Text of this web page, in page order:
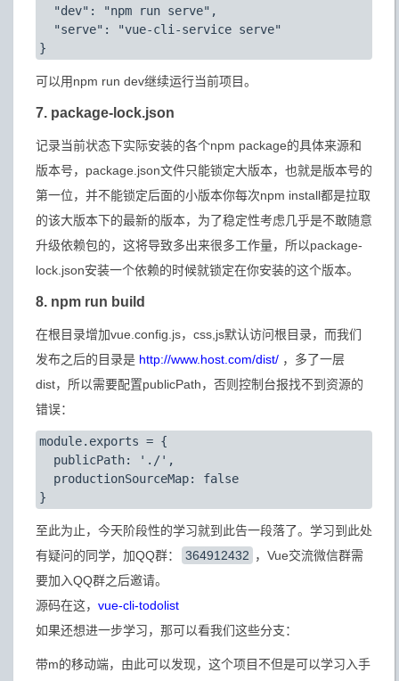
  "dev": "npm run serve",
  "serve": "vue-cli-service serve"
可以用npm run dev继续运行当前项目。
7. package-lock.json
记录当前状态下实际安装的各个npm package的具体来源和
版本号，package.json文件只能锁定大版本，也就是版本号的
第一位，并不能锁定后面的小版本你每次npm install都是拉取
的该大版本下的最新的版本，为了稳定性考虑几乎是不敢随意
升级依赖包的，这将导致多出来很多工作量，所以package-
lock.json安装一个依赖的时候就锁定在你安装的这个版本。
8. npm run build
在根目录增加vue.config.js，css,js默认访问根目录，而我们
发布之后的目录是 http://www.host.com/dist/ ，多了一层
dist，所以需要配置publicPath，否则控制台报找不到资源的
错误：
module.exports = {
  publicPath: './',
  productionSourceMap: false
至此为止，今天阶段性的学习就到此告一段落了。学习到此处
有疑问的同学，加QQ群：
364912432 ，Vue交流微信群需
要加入QQ群之后邀请。
源码在这， vue-cli-todolist
如果还想进一步学习，那可以看我们这些分支：
带m的移动端，由此可以发现，这个项目不但是可以学习入手